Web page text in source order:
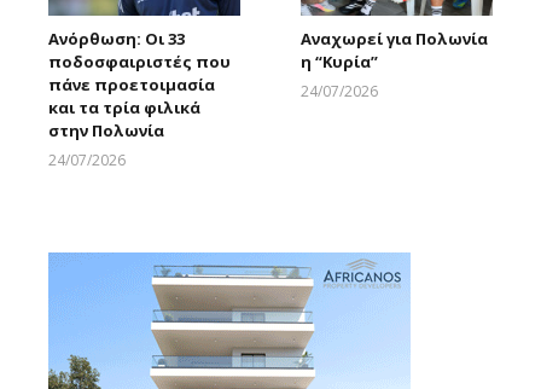
Ανόρθωση: Οι 33
ποδοσφαιριστές που
πάνε προετοιμασία
και τα τρία φιλικά
στην Πολωνία
24/07/2026
Αναχωρεί για Πολωνία
η “Κυρία”
24/07/2026